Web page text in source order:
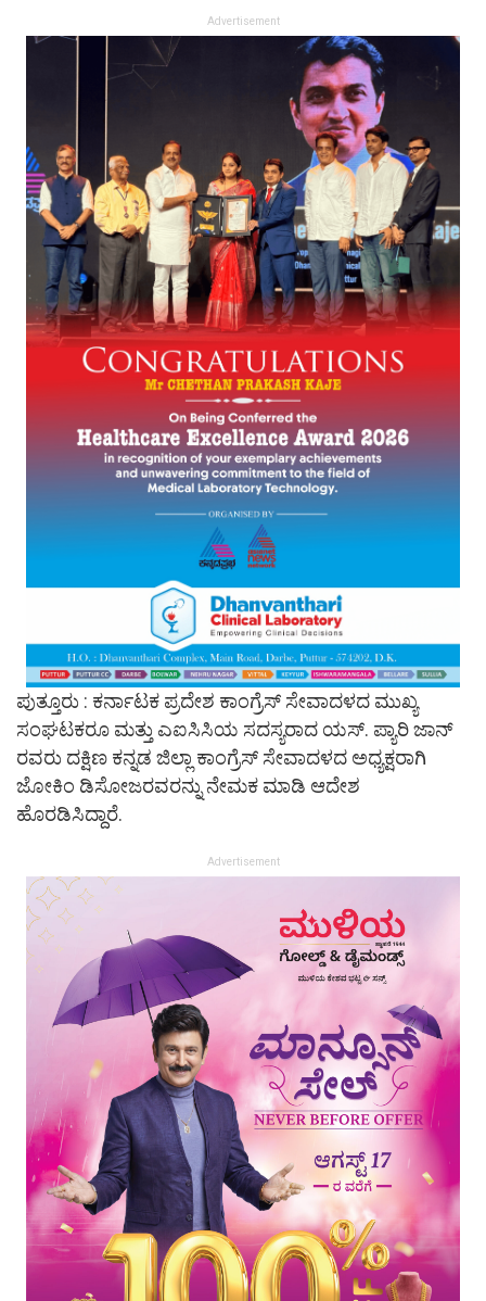
Advertisement
ಪುತ್ತೂರು : ಕರ್ನಾಟಕ ಪ್ರದೇಶ ಕಾಂಗ್ರೆಸ್ ಸೇವಾದಳದ ಮುಖ್ಯ
ಸಂಘಟಕರೂ ಮತ್ತು ಎಐಸಿಸಿಯ ಸದಸ್ಯರಾದ ಯಸ್. ಪ್ಯಾರಿ ಜಾನ್
ರವರು ದಕ್ಷಿಣ ಕನ್ನಡ ಜಿಲ್ಲಾ ಕಾಂಗ್ರೆಸ್ ಸೇವಾದಳದ ಅಧ್ಯಕ್ಷರಾಗಿ
ಜೋಕಿಂ ಡಿಸೋಜರವರನ್ನು ನೇಮಕ ಮಾಡಿ ಆದೇಶ
ಹೊರಡಿಸಿದ್ದಾರೆ.
Advertisement